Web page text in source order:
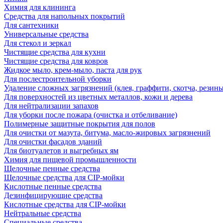
Химия для клининга
Средства для напольных покрытий
Для сантехники
Универсальные средства
Для стекол и зеркал
Чистящие средства для кухни
Чистящие средства для ковров
Жидкое мыло, крем-мыло, паста для рук
Для послестроительной уборки
Удаление сложных загрязнений (клея, граффити, скотча,
Для поверхностей из цветных металлов, кожи и дерева
Для нейтрализации запахов
Для уборки после пожара (очистка и отбеливание)
Полимерные защитные покрытия для полов
Для очистки от мазута, битума, масло-жировых загрязнений
Для очистки фасадов зданий
Для биотуалетов и выгребных ям
Химия для пищевой промышленности
Щелочные пенные средства
Щелочные средства для CIP-мойки
Кислотные пенные средства
Дезинфицирующие средства
Кислотные средства для CIP-мойки
Нейтральные средства